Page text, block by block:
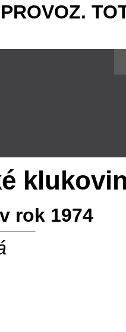
rok 1974